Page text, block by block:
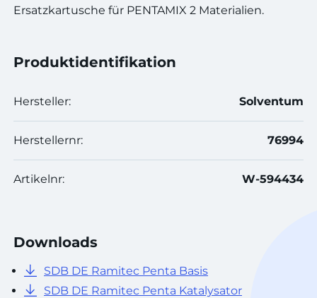
Ersatzkartusche für PENTAMIX 2 Materialien.
Produktidentifikation
Hersteller: Solventum
Herstellernr: 76994
Artikelnr: W-594434
Downloads
SDB DE Ramitec Penta Basis
SDB DE Ramitec Penta Katalysator